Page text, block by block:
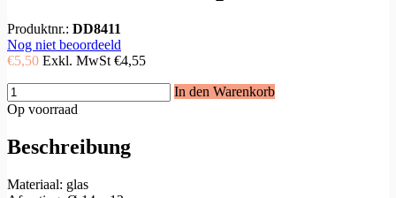
Produktnr.: DD8411
Nog niet beoordeeld
€5,50 Exkl. MwSt €4,55
In den Warenkorb
Op voorraad
Beschreibung
Materiaal: glas